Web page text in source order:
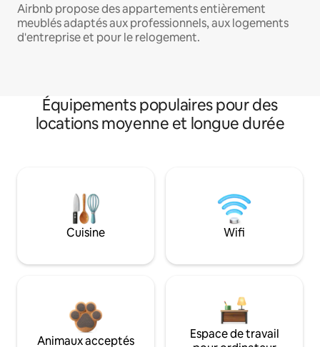
Airbnb propose des appartements entièrement
meublés adaptés aux professionnels, aux logements
d'entreprise et pour le relogement.
Équipements populaires pour des
locations moyenne et longue durée
Cuisine Wifi
Animaux acceptés
Espace de travail